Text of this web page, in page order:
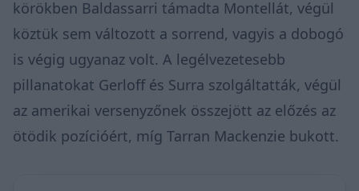
körökben Baldassarri támadta Montellát, végül
köztük sem változott a sorrend, vagyis a dobogó
is végig ugyanaz volt. A legélvezetesebb
pillanatokat Gerloff és Surra szolgáltatták, végül
az amerikai versenyzőnek összejött az előzés az
ötödik pozícióért, míg Tarran Mackenzie bukott.